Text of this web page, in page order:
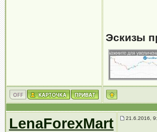
Эскизы
LenaForexMart 21.6.2016,